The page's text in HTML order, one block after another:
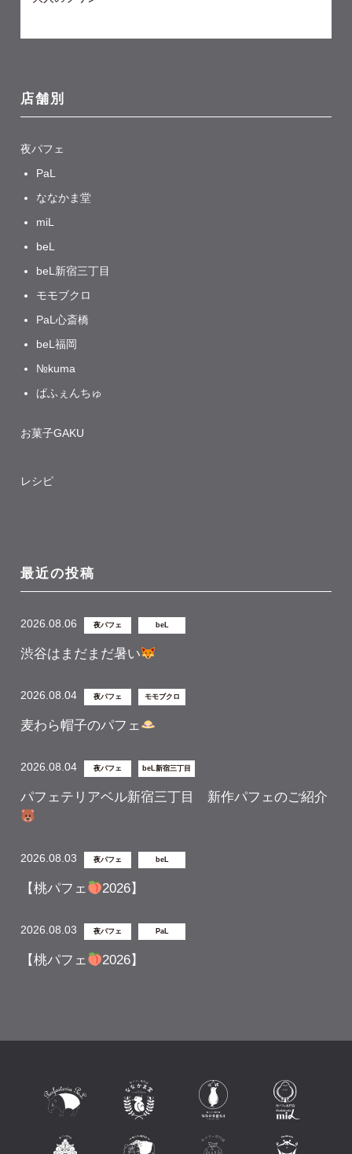
店舗別
夜パフェ
PaL
ななかま堂
miL
beL
beL新宿三丁目
モモブクロ
PaL心斎橋
beL福岡
№kuma
ぱふぇんちゅ
お菓子GAKU
レシピ
最近の投稿
2026.08.06 夜パフェ beL
渋谷はまだまだ暑い
2026.08.04 夜パフェ モモブクロ
麦わら帽子のパフェ
2026.08.04 夜パフェ beL新宿三丁目
パフェテリアベル新宿三丁目 新作パフェのご紹介
2026.08.03 夜パフェ beL
【桃パフェ 2026】
2026.08.03 夜パフェ PaL
【桃パフェ 2026】